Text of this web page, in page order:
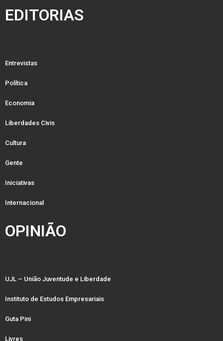
EDITORIAS
Entrevistas
Política
Economia
Liberdades Civis
Cultura
Gente
Iniciativas
Internacional
OPINIÃO
UJL – União Juventude e Liberdade
Instituto de Estudos Empresariais
Guta Pini
Livres